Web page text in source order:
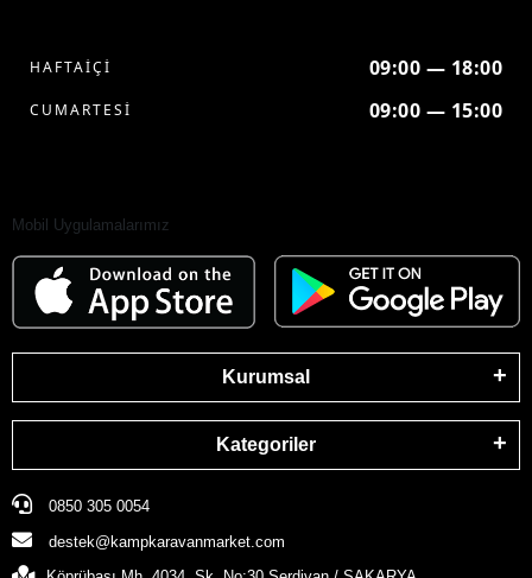
HAFTAİÇİ 09:00 — 18:00
CUMARTESİ 09:00 — 15:00
Mobil Uygulamalarımız
Kurumsal
Kategoriler
0850 305 0054
destek@kampkaravanmarket.com